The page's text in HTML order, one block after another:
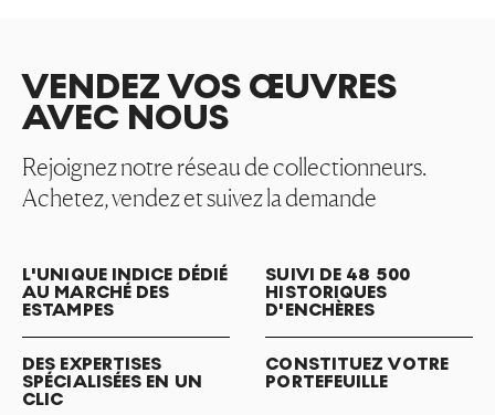
VENDEZ VOS ŒUVRES
AVEC NOUS
Rejoignez notre réseau de collectionneurs.
Achetez, vendez et suivez la demande
L'UNIQUE INDICE DÉDIÉ
AU MARCHÉ DES
ESTAMPES
SUIVI DE 48 500
HISTORIQUES
D'ENCHÈRES
DES EXPERTISES
SPÉCIALISÉES EN UN
CLIC
CONSTITUEZ VOTRE
PORTEFEUILLE